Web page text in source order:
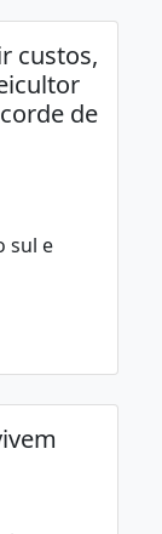
custos,
de
sul e